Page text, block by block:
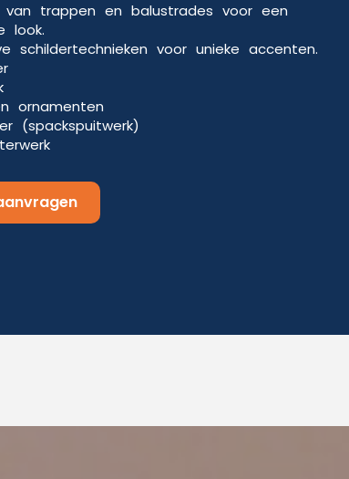
van trappen en balustrades voor een
look.
schildertechnieken voor unieke accenten.
ornamenten
(spackspuitwerk)